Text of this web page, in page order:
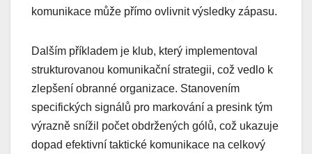
komunikace může přímo ovlivnit výsledky zápasu.
Dalším příkladem je klub, který implementoval
strukturovanou komunikační strategii, což vedlo k
zlepšení obranné organizace. Stanovením
specifických signálů pro markování a presink tým
výrazně snížil počet obdržených gólů, což ukazuje
dopad efektivní taktické komunikace na celkový